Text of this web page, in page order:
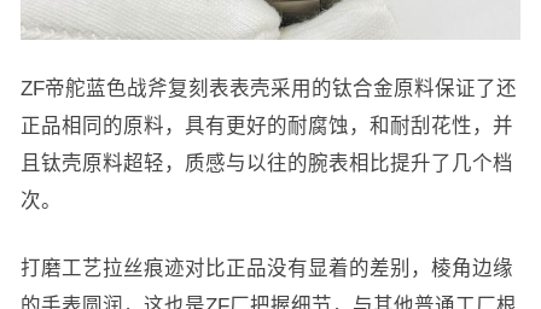
ZF帝舵蓝色战斧复刻表表壳采用的钛合金原料保证了还
正品相同的原料，具有更好的耐腐蚀，和耐刮花性，并
且钛壳原料超轻，质感与以往的腕表相比提升了几个档
次。
打磨工艺拉丝痕迹对比正品没有显着的差别，棱角边缘